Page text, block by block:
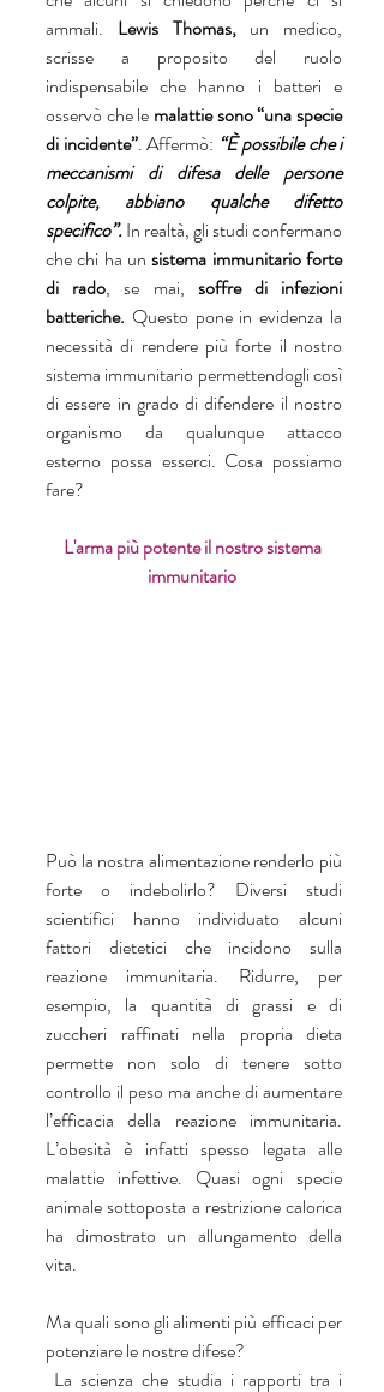
ammali. Lewis Thomas, un medico,
scrisse a proposito del ruolo
indispensabile che hanno i batteri e
osservò che le malattie sono “una specie
di incidente”. Affermò: “È possibile che i
meccanismi di difesa delle persone
colpite, abbiano qualche difetto
specifico”. In realtà, gli studi confermano
che chi ha un sistema immunitario forte
di rado, se mai, soffre di infezioni
batteriche. Questo pone in evidenza la
necessità di rendere più forte il nostro
sistema immunitario permettendogli così
di essere in grado di difendere il nostro
organismo da qualunque attacco
esterno possa esserci. Cosa possiamo
fare?
L'arma più potente il nostro sistema
immunitario
Può la nostra alimentazione renderlo più
forte o indebolirlo? Diversi studi
scientifici hanno individuato alcuni
fattori dietetici che incidono sulla
reazione immunitaria. Ridurre, per
esempio, la quantità di grassi e di
zuccheri raffinati nella propria dieta
permette non solo di tenere sotto
controllo il peso ma anche di aumentare
l’efficacia della reazione immunitaria.
L’obesità è infatti spesso legata alle
malattie infettive. Quasi ogni specie
animale sottoposta a restrizione calorica
ha dimostrato un allungamento della
vita.
Ma quali sono gli alimenti più efficaci per
potenziare le nostre difese?